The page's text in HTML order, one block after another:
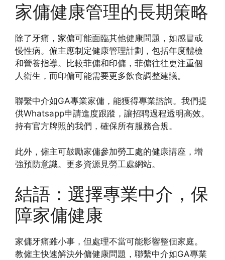
家傭健康管理的長期策略
除了牙痛，家傭可能面臨其他健康問題，如感冒或
慢性病。僱主應制定健康管理計劃，包括年度體檢
和營養指導。比較菲傭和印傭，菲傭往往更注重個
人衛生，而印傭可能需要更多飲食調整建議。
聯繫中介如GA專業家傭，能獲得專業諮詢。我們提
供Whatsapp申請進度跟蹤，讓招聘過程透明高效。
持有官方牌照的我們，確保所有服務合規。
此外，僱主可鼓勵家傭參加勞工處的健康講座，增
強預防意識。更多資源見勞工處網站。
結語：選擇專業中介，保
障家傭健康
家傭牙痛雖小事，但處理不當可能影響整個家庭。
教僱主快速解決外傭健康問題，聯繫中介如GA專業